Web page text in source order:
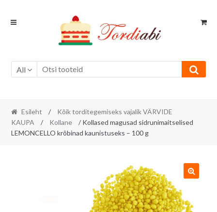
Skip
Skip
All
Esileht /
Kõik torditegemiseks vajalik VÄRVIDE
KAUPA
/ Kollane
/ Kollased magusad sidrunimaitselised
LEMONCELLO krõbinad kaunistuseks – 100 g